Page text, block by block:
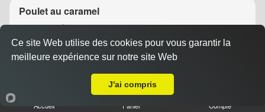
Poulet au caramel
13.40 €
Accueil Panier Compte
Ce site Web utilise des cookies pour vous garantir la
meilleure expérience sur notre site Web
J'ai compris